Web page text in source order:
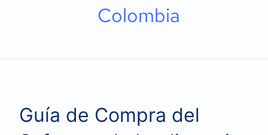
Colombia
Guía de Compra del